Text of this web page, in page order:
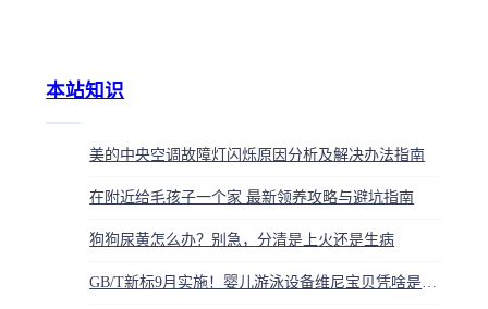
本站知识
美的中央空调故障灯闪烁原因分析及解决办法指南
在附近给毛孩子一个家 最新领养攻略与避坑指南
狗狗尿黄怎么办？别急，分清是上火还是生病
GB/T新标9月实施！婴儿游泳设备维尼宝贝凭啥是安全首选？